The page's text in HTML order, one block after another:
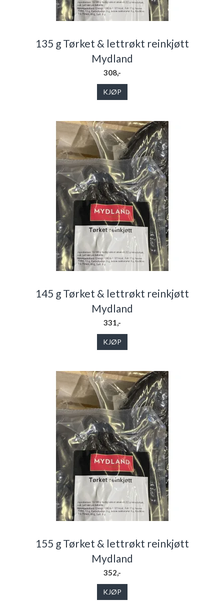
135 g Tørket & lettrøkt reinkjøtt
Mydland
308,-
KJØP
145 g Tørket & lettrøkt reinkjøtt
Mydland
331,-
KJØP
155 g Tørket & lettrøkt reinkjøtt
Mydland
352,-
KJØP